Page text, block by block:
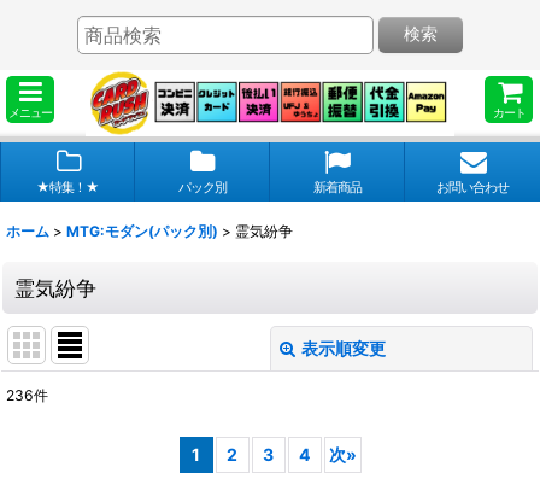
メニュー カート
検索
★特集！★ パック別 新着商品 お問い合わせ
ホーム > MTG:モダン(パック別) > 霊気紛争
霊気紛争
表示順変更
236件
1 2 3 4 次»